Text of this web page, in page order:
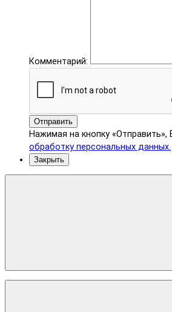
Комментарий:
Отправить
Нажимая на кнопку «Отправить»,
обработку персональных данных.
Закрыть